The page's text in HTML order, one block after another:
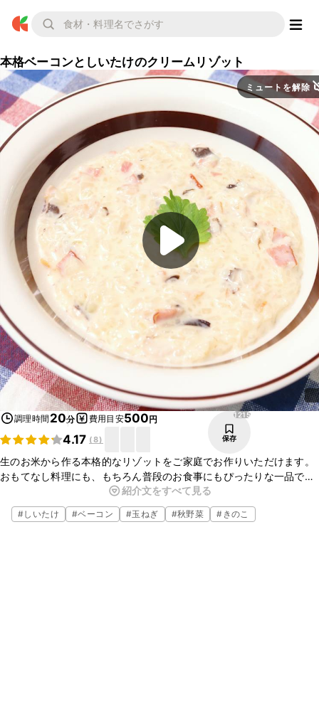
本格ベーコンとしいたけのクリームリゾット
ミュートを解除
調理時間 20分 費用目安500円
4.17 (8)
1215
保存
生のお米から作る本格的なリゾットをご家庭でお作りいただけます。
おもてなし料理にも、もちろん普段のお食事にもぴったりな一品で
クリーミーでバターの風味が効いていてとても美味しいですよ！是非
一度お試し下さい！
紹介文をすべて見る
#しいたけ #ベーコン #玉ねぎ #秋野菜 # きのこ